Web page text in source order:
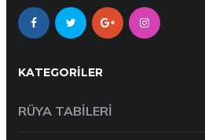
KATEGORILER
RÜYA TABILERI